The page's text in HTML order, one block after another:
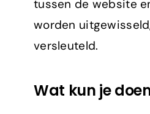
tussen de website
worden
versleuteld.
Wat kun je